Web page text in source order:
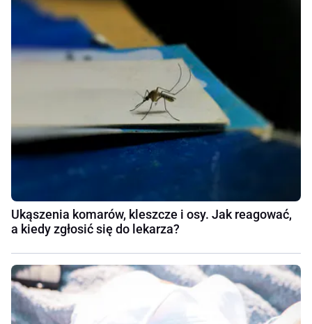
Ukąszenia komarów, kleszcze i osy. Jak reagować,
a kiedy zgłosić się do lekarza?